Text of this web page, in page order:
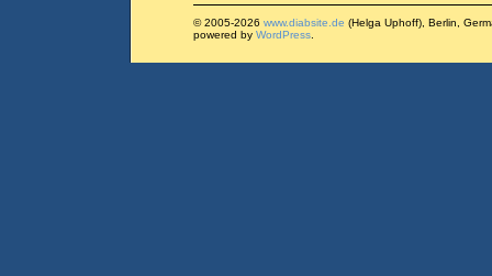
© 2005-2026 www.diabsite.de (Helga Uphoff), Berlin,
powered by WordPress.